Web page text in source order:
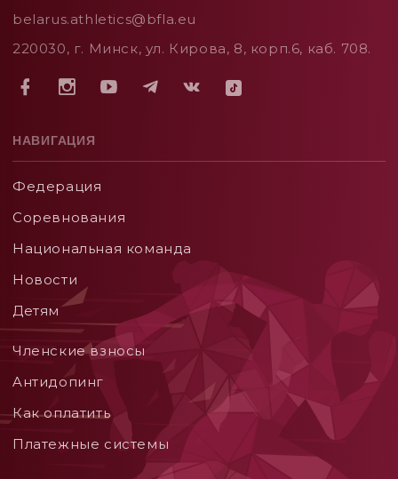
belarus.athletics@bfla.eu
220030, г. Минск, ул. Кирова, 8, корп.6, каб. 708.
НАВИГАЦИЯ
Федерация
Соревнования
Национальная команда
Новости
Детям
Членские взносы
Aнтидопинг
Как оплатить
Платежные системы